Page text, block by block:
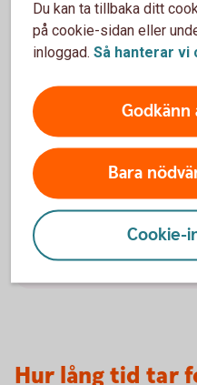
Affärsdagen är den dag
fondandelar genomförs.
fondkurs som blir ditt
Så sätts
Fondkursen, alltså
per dag. Den påverkas
fonden innehåller,
valutakursförändringar.
Kursen påfonder
Hur lång tid tar
Du kan ta tillbaka ditt
på cookie-sidan eller
inloggad. Så hanterar vi
Godkänn
Bara
Cookie-